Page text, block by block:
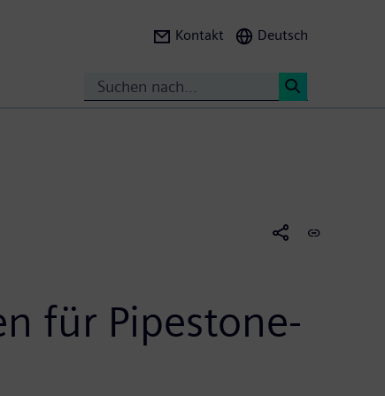
Kontakt Deutsch
für Pipestone-